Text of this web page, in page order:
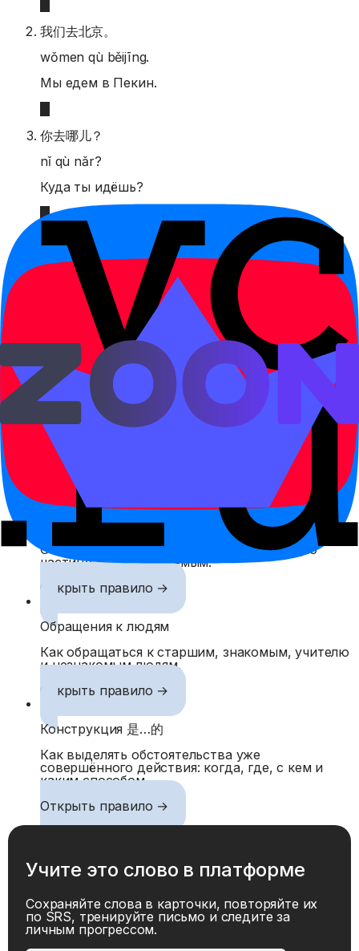
我们去北京。
wǒmen qù běijīng.
Мы едем в Пекин.
你去哪儿？
nǐ qù nǎr?
Куда ты идёшь?
请跟我去商店。
qǐng gēn wǒ qù shāngdiàn.
Пойдём со мной в магазин.
Связанные правила
Базовый порядок слов
Китайское предложение строится вокруг
стабильного порядка слов: кто, что делает и с
чем.
Открыть правило →
Отрицательные предложения
Отрицание строится через отрицательную
частицу перед сказуемым.
Открыть правило →
Обращения к людям
Как обращаться к старшим, знакомым, учителю
и незнакомым людям.
Открыть правило →
Конструкция 是…的
Как выделять обстоятельства уже
совершённого действия: когда, где, с кем и
каким способом.
Открыть правило →
Учите это слово в платформе
Сохраняйте слова в карточки, повторяйте их
по SRS, тренируйте письмо и следите за
личным прогрессом.